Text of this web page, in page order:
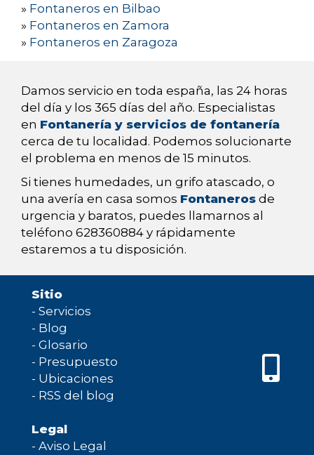
» Fontaneros en Bilbao
» Fontaneros en Zamora
» Fontaneros en Zaragoza
Damos servicio en toda españa, las 24 horas
del día y los 365 días del año. Especialistas
en Fontanería y servicios de fontanería
cerca de tu localidad. Podemos solucionarte
el problema en menos de 15 minutos.
Si tienes humedades, un grifo atascado, o
una avería en casa somos Fontaneros de
urgencia y baratos, puedes llamarnos al
teléfono 628360884 y rápidamente
estaremos a tu disposición.
Sitio
- Servicios
- Blog
- Glosario
- Presupuesto
- Ubicaciones
- RSS del blog
Legal
- Aviso Legal